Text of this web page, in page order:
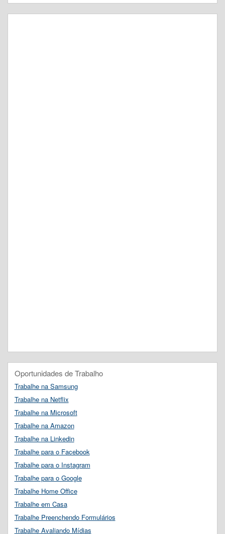
Oportunidades de Trabalho
Trabalhe na Samsung
Trabalhe na Netflix
Trabalhe na Microsoft
Trabalhe na Amazon
Trabalhe na Linkedin
Trabalhe para o Facebook
Trabalhe para o Instagram
Trabalhe para o Google
Trabalhe Home Office
Trabalhe em Casa
Trabalhe Preenchendo Formulários
Trabalhe Avaliando Mídias